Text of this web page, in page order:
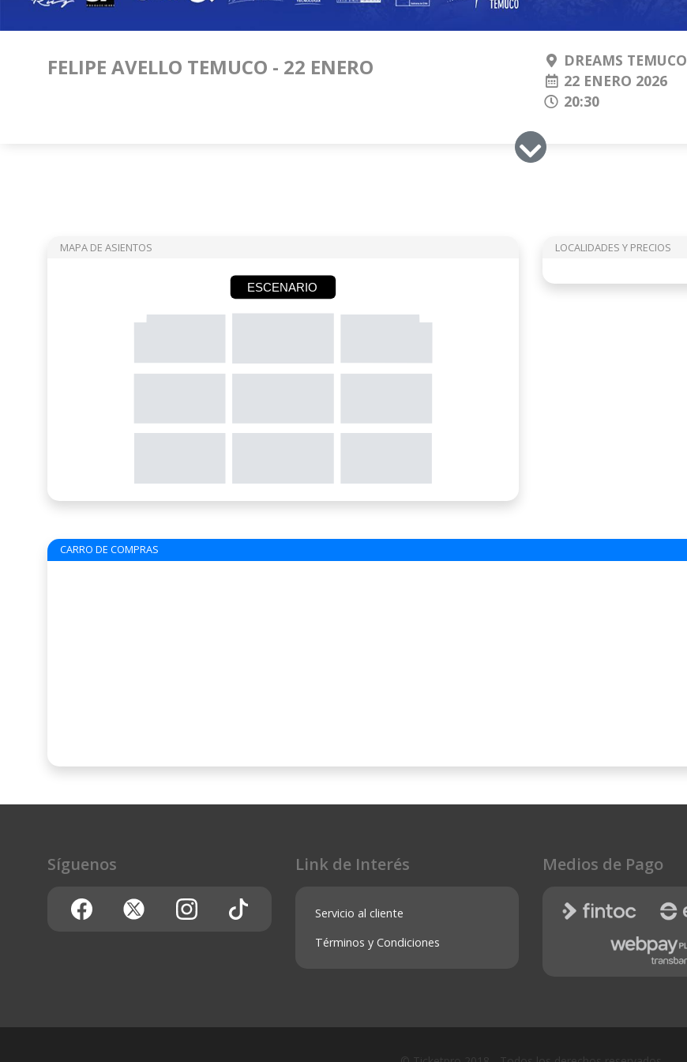
FELIPE AVELLO TEMUCO - 22 ENERO
DREAMS TEMUCO
22 ENERO 2026
20:30
MAPA DE ASIENTOS
ESCENARIO
LOCALIDADES Y PRECIOS
CARRO DE COMPRAS
Síguenos Link de Interés
Servicio al cliente
Términos y Condiciones
Medios de Pago